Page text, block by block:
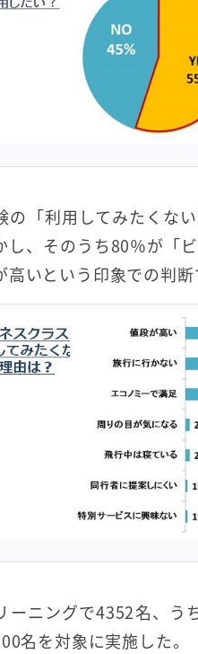
の「利用してみたくな
し、そのうち80％が「
高いという印象での判断
ーニングで4352名、う
名を対象に実施した。